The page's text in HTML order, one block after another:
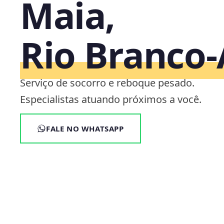
Maia,
Rio
Serviço de socorro e reboque pesado.
Especialistas atuando próximos a você.
FALE NO WHATSAPP